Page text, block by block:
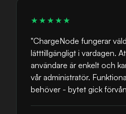
★★★★★
"ChargeNode fungerar
lätttillgängligt i vardagen.
användare är enkelt och
vår administratör.
behöver - bytet gick